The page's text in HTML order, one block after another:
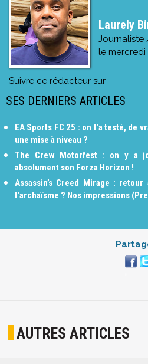
Laurely
Journaliste
le mercredi
Suivre ce rédacteur sur
SES DERNIERS ARTICLES
EA Sports FC 25 : on l'a testé, de
une mise à niveau ?
The Crew Motorfest : on y a
absolument son Forza Horizon !
Assassin’s Creed Mirage :
l'archaïsme ? Nos impressions
AUTRES ARTICLES